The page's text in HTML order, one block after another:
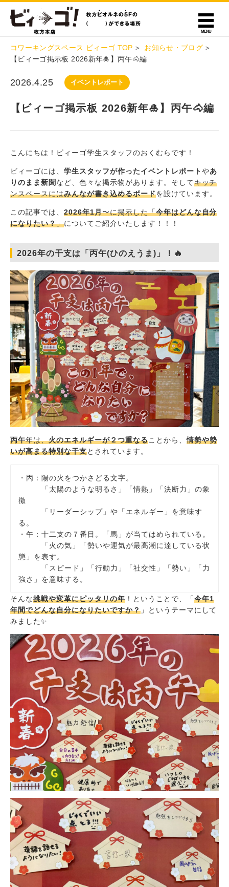
コワーキングスペース ビィーゴ TOP
お知らせ・ブログ
【ビィーゴ掲示板 2026新年🎍】丙午🐴編
2026.4.25 イベントレポート
【ビィーゴ掲示板 2026新年🎍】丙午🐴編
こんにちは！ビィーゴ学生スタッフのおくむらです！
ビィーゴには、 学生スタッフが作ったイベントレポートやあ
りのまま新聞など、色々な掲示物があります。そしてキッチ
ンスペースにはみんなが書き込めるボードを設けています。
この記事では、 2026年1月〜に掲示した「今年はどんな自分
になりたい？」についてご紹介いたします！！！
2026年の干支は「丙午(ひのえうま)」！🔥
丙午年は、火のエネルギーが２つ重なることから、情勢や勢
いが高まる特別な干支とされています。
・丙：陽の火をつかさどる文字。
「太陽のような明るさ」「情熱」「決断力」の象
徴
「リーダーシップ」や「エネルギー」を意味す
る。
・午：十二支の７番目。「馬」が当てはめられている。
「火の気」「勢いや運気が最高潮に達している状
態」を表す。
「スピード」「行動力」「社交性」「勢い」「力
強さ」を意味する。
そんな挑戦や変革にピッタリの年！ということで、「今年1
年間でどんな自分になりたいですか？」というテーマにして
みました✨